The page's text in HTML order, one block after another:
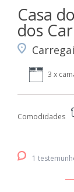
Casa
dos
3 x
Comodidades
1